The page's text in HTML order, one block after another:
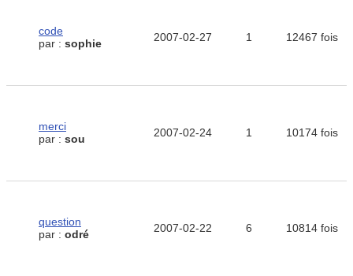
code
par : sophie 2007-02-27 1 12467 fois
merci
par : sou 2007-02-24 1 10174 fois
question
par : odré 2007-02-22 6 10814 fois